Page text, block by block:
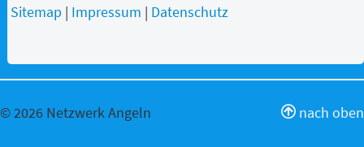
Sitemap | Impressum | Datenschutz
nach oben
© 2026 Netzwerk Angeln